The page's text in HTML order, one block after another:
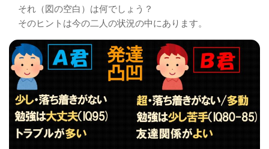
それ（図の空白）は何でしょう？
そのヒントは今の二人の状況の中にあります。